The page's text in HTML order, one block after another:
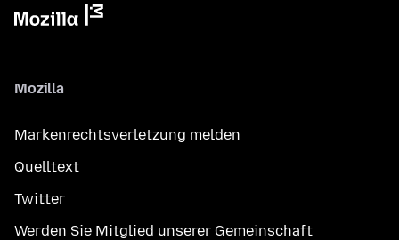
Mozilla
Markenrechtsverletzung melden
Quelltext
Twitter
Werden Sie Mitglied unserer Gemeinschaft